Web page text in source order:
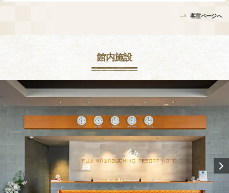
客室ページへ
館内施設